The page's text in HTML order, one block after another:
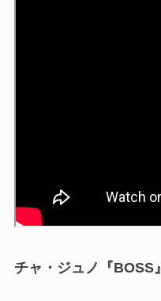
チャ・ジュノ『BOSS』